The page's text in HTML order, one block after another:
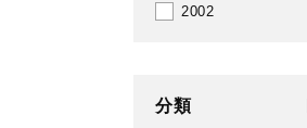
2002
分類